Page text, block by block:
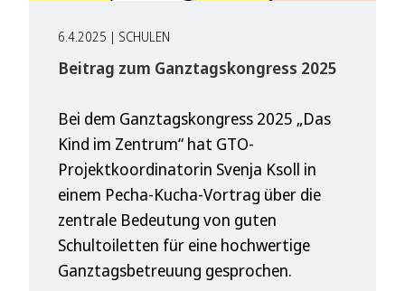
6.4.2025 | SCHULEN
Beitrag zum Ganztagskongress 2025
Bei dem Ganztagskongress 2025 „Das
Kind im Zentrum“ hat GTO-
Projektkoordinatorin Svenja Ksoll in
einem Pecha-Kucha-Vortrag über die
zentrale Bedeutung von guten
Schultoiletten für eine hochwertige
Ganztagsbetreuung gesprochen.